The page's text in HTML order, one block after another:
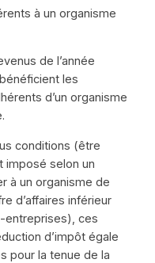
à un organisme
de l’année
les
d’un organisme
conditions (être
imposé selon un
à un organisme de
d’affaires inférieur
entreprises), ces
d’impôt égale
pour la tenue de la